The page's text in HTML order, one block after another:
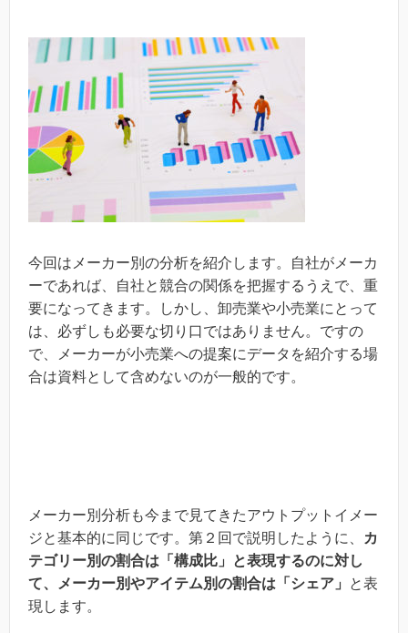
今回はメーカー別の分析を紹介します。自社がメーカ
ーであれば、自社と競合の関係を把握するうえで、重
要になってきます。しかし、卸売業や小売業にとって
は、必ずしも必要な切り口ではありません。ですの
で、メーカーが小売業への提案にデータを紹介する場
合は資料として含めないのが一般的です。
メーカー別分析も今まで見てきたアウトプットイメー
ジと基本的に同じです。第２回で説明したように、
カ
テゴリー別の割合は「構成比」と表現するのに対し
て、メーカー別やアイテム別の割合は「シェア」
と表
現します。